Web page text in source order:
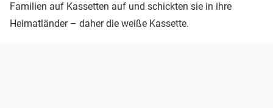
Familien auf Kassetten auf und schickten sie in ihre
Heimatländer – daher die weiße Kassette.